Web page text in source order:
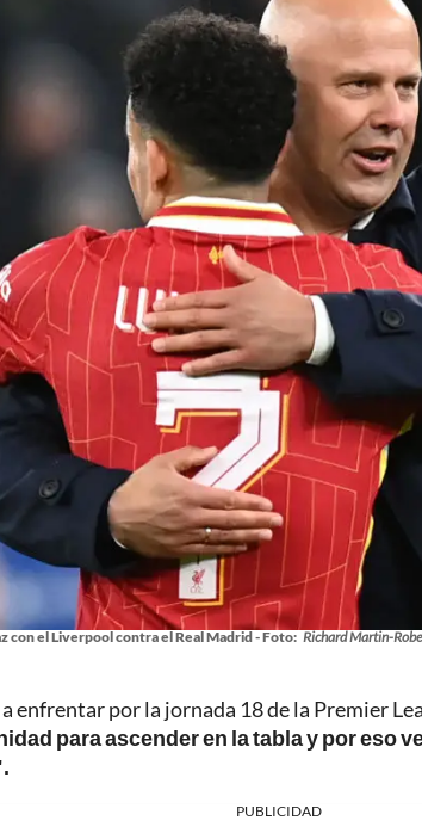
con el Liverpool contra el Real Madrid - Foto: Richard Martin-
enfrentar por la jornada 18 de la Premier
para ascender en la tabla y por eso
PUBLICIDAD